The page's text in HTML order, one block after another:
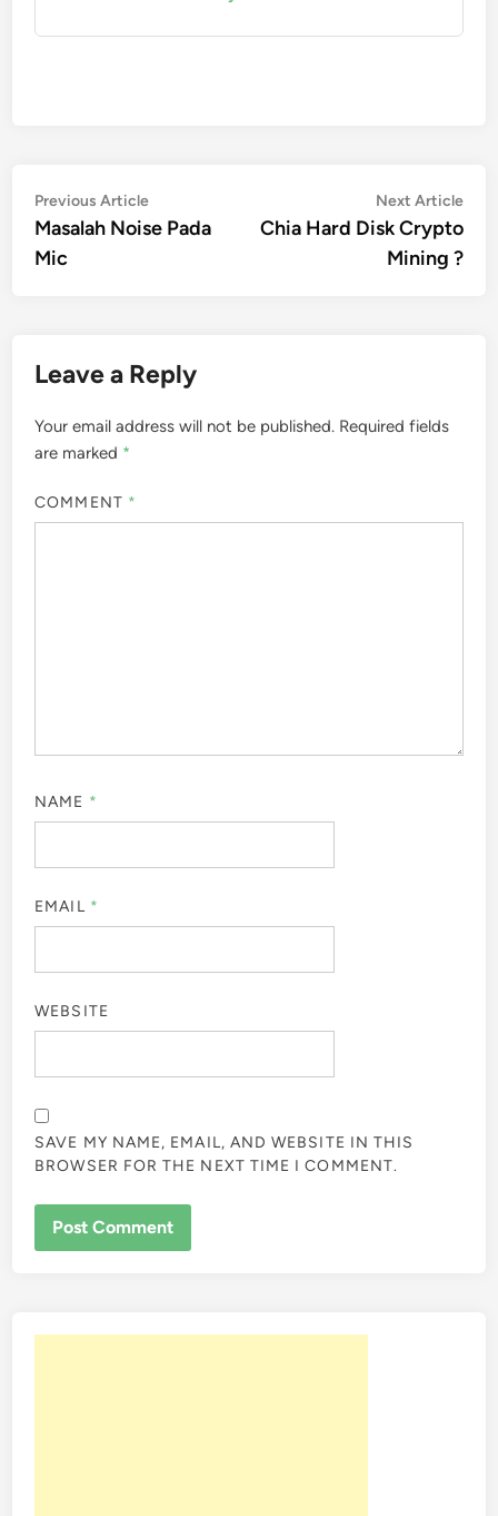
Post
navigation
Previous ArticlePrevious
article:
Masalah Noise Pada
Mic
Next Article
Chia Hard Disk Crypto
Mining ?
Leave a Reply
Your email address will not be published. Required fields
are marked *
COMMENT *
NAME *
EMAIL *
WEBSITE
SAVE MY NAME, EMAIL, AND WEBSITE IN THIS
BROWSER FOR THE NEXT TIME I COMMENT.